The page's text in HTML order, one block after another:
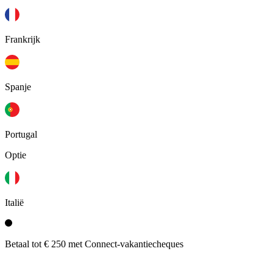
Frankrijk
Spanje
Portugal
Optie
Italië
Betaal tot € 250 met Connect-vakantiecheques